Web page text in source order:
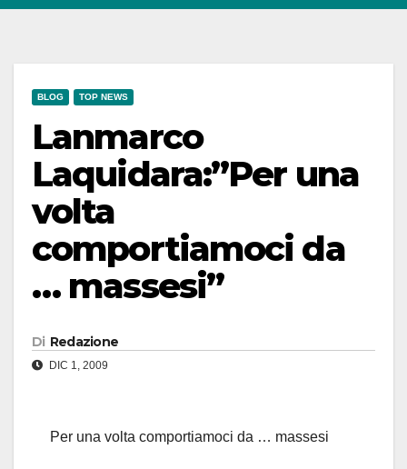
BLOG TOP NEWS
Lanmarco
Laquidara:”Per una
volta
comportiamoci da
… massesi”
Di Redazione
DIC 1, 2009
Per una volta comportiamoci da … massesi